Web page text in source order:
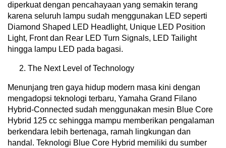
diperkuat dengan pencahayaan yang semakin terang
karena seluruh lampu sudah menggunakan LED seperti
Diamond Shaped LED Headlight, Unique LED Position
Light, Front dan Rear LED Turn Signals, LED Tailight
hingga lampu LED pada bagasi.
The Next Level of Technology
Menunjang tren gaya hidup modern masa kini dengan
mengadopsi teknologi terbaru, Yamaha Grand Filano
Hybrid-Connected sudah menggunakan mesin Blue Core
Hybrid 125 cc sehingga mampu memberikan pengalaman
berkendara lebih bertenaga, ramah lingkungan dan
handal. Teknologi Blue Core Hybrid memiliki du sumber